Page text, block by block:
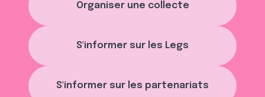
Organiser une collecte
S'informer sur les Legs
S'informer sur les partenariats